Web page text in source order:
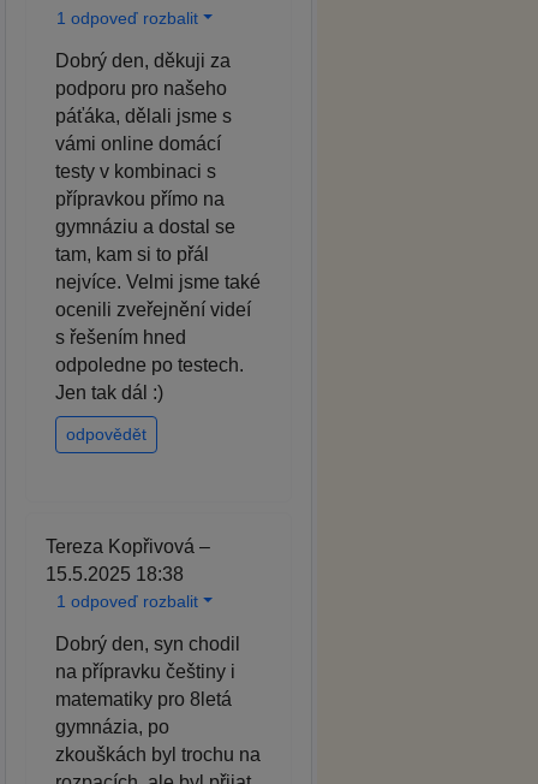
1 odpoveď rozbalit
Dobrý den, děkuji za
podporu pro našeho
páťáka, dělali jsme s
vámi online domácí
testy v kombinaci s
přípravkou přímo na
gymnáziu a dostal se
tam, kam si to přál
nejvíce. Velmi jsme také
ocenili zveřejnění videí
s řešením hned
odpoledne po testech.
Jen tak dál :)
odpovědět
Tereza Kopřivová –
15.5.2025 18:38
1 odpoveď rozbalit
Dobrý den, syn chodil
na přípravku češtiny i
matematiky pro 8letá
gymnázia, po
zkouškách byl trochu na